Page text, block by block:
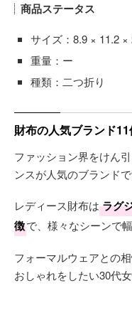
商品ステータス
サイズ：8.9 × 11.2 ×
重量：ー
種類：二つ折り
財布の人気ブランド
ファッション界をけん
ンスが人気のブランドで
レディース財布は ラグ
徴で、様々なシーンで
フォーマルウェアとの
おしゃれをしたい30代